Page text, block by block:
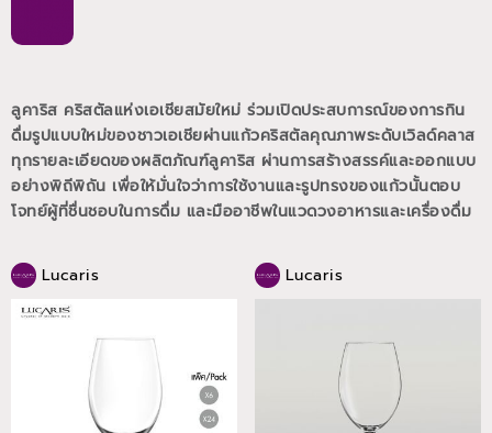
ลูคาริส คริสตัลแห่งเอเชียสมัยใหม่ ร่วมเปิดประสบการณ์ของการกิน
ดื่มรูปแบบใหม่ของชาวเอเชียผ่านแก้วคริสตัลคุณภาพระดับเวิลด์คลาส
ทุกรายละเอียดของผลิตภัณฑ์ลูคาริส ผ่านการสร้างสรรค์และออกแบบ
อย่างพิถีพิถัน เพื่อให้มั่นใจว่าการใช้งานและรูปทรงของแก้วนั้นตอบ
โจทย์ผู้ที่ชื่นชอบในการดื่ม และมืออาชีพในแวดวงอาหารและเครื่องดื่ม
Lucaris Lucaris